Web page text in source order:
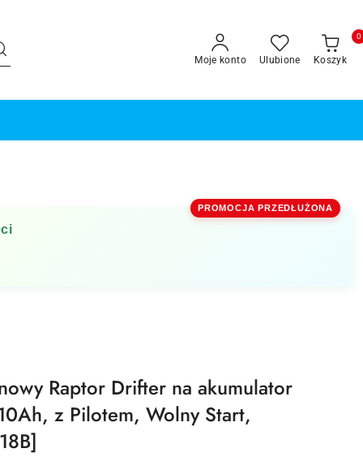
Moje konto Ulubione Koszyk
0
PROMOCJA PRZEDŁUŻONA
Raptor Drifter na akumulator
z Pilotem, Wolny Start,